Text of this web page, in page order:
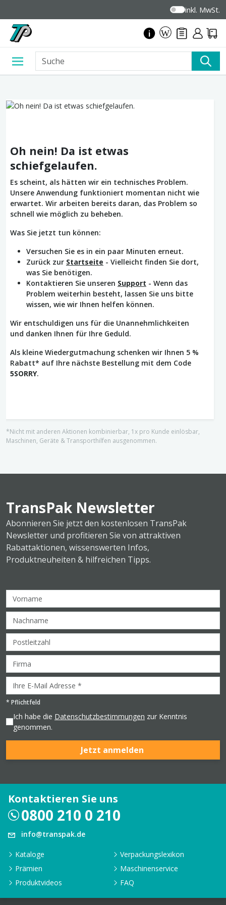
inkl. MwSt.
Oh nein! Da ist etwas
schiefgelaufen.
Es scheint, als hätten wir ein technisches Problem.
Unsere Anwendung funktioniert momentan nicht wie
erwartet. Wir arbeiten bereits daran, das Problem so
schnell wie möglich zu beheben.
Was Sie jetzt tun können:
Versuchen Sie es in ein paar Minuten erneut.
Zurück zur Startseite - Vielleicht finden Sie dort,
was Sie benötigen.
Kontaktieren Sie unseren Support - Wenn das
Problem weiterhin besteht, lassen Sie uns bitte
wissen, wie wir Ihnen helfen können.
Wir entschuldigen uns für die Unannehmlichkeiten
und danken Ihnen für Ihre Geduld.
Als kleine Wiedergutmachung schenken wir Ihnen 5 %
Rabatt* auf Ihre nächste Bestellung mit dem Code
5SORRY.
*Nicht mit anderen Aktionen kombinierbar, 1x pro Kunde einlösbar,
Maschinen, Geräte & Transporthilfen ausgenommen.
TransPak Newsletter
Abonnieren Sie jetzt den kostenlosen TransPak
Newsletter und profitieren Sie von attraktiven
Rabattaktionen, wissenswerten Infos,
Produktneuheiten & hilfreichen Tipps.
* Pflichtfeld
Ich habe die Datenschutzbestimmungen zur Kenntnis
genommen.
Jetzt anmelden
Kontaktieren Sie uns
0800 210 0 210
info@transpak.de
Kataloge
Verpackungslexikon
Prämien
Maschinenservice
Produktvideos
FAQ